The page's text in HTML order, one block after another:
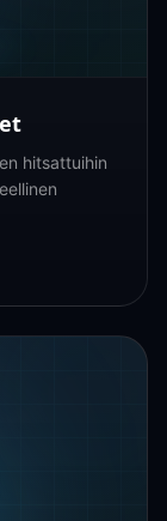
hitsattuihin